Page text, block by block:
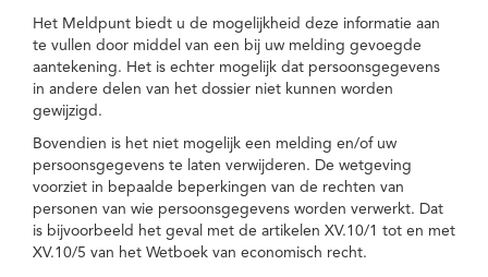
Het Meldpunt biedt u de mogelijkheid deze informatie aan
te vullen door middel van een bij uw melding gevoegde
aantekening. Het is echter mogelijk dat persoonsgegevens
in andere delen van het dossier niet kunnen worden
gewijzigd.
Bovendien is het niet mogelijk een melding en/of uw
persoonsgegevens te laten verwijderen. De wetgeving
voorziet in bepaalde beperkingen van de rechten van
personen van wie persoonsgegevens worden verwerkt. Dat
is bijvoorbeeld het geval met de artikelen XV.10/1 tot en met
XV.10/5 van het Wetboek van economisch recht.